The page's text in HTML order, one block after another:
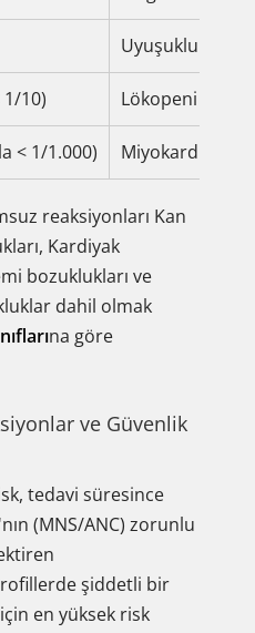
Uyuşukluk/
10) Lökopeni
< 1/1.000) Miyokardit
reaksiyonları Kan
Kardiyak
bozuklukları ve
dahil olmak
na göre
ve Güvenlik
tedavi süresince
(MNS/ANC) zorunlu
şiddetli bir
en yüksek risk